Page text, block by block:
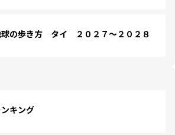
の歩き方 タイ ２０２７～２０２８
キング